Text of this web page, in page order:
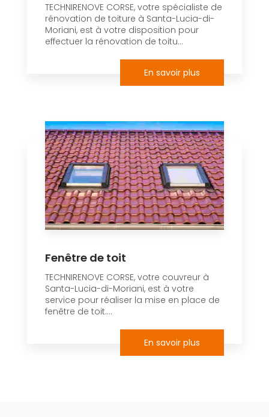
TECHNIRENOVE CORSE, votre spécialiste de
rénovation de toiture à Santa-Lucia-di-
Moriani, est à votre disposition pour
effectuer la rénovation de toitu...
En savoir plus
Fenêtre de toit
TECHNIRENOVE CORSE, votre couvreur à
Santa-Lucia-di-Moriani, est à votre
service pour réaliser la mise en place de
fenêtre de toit....
En savoir plus